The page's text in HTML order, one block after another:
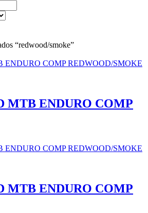
“redwood/smoke”
MTB ENDURO COMP
MTB ENDURO COMP